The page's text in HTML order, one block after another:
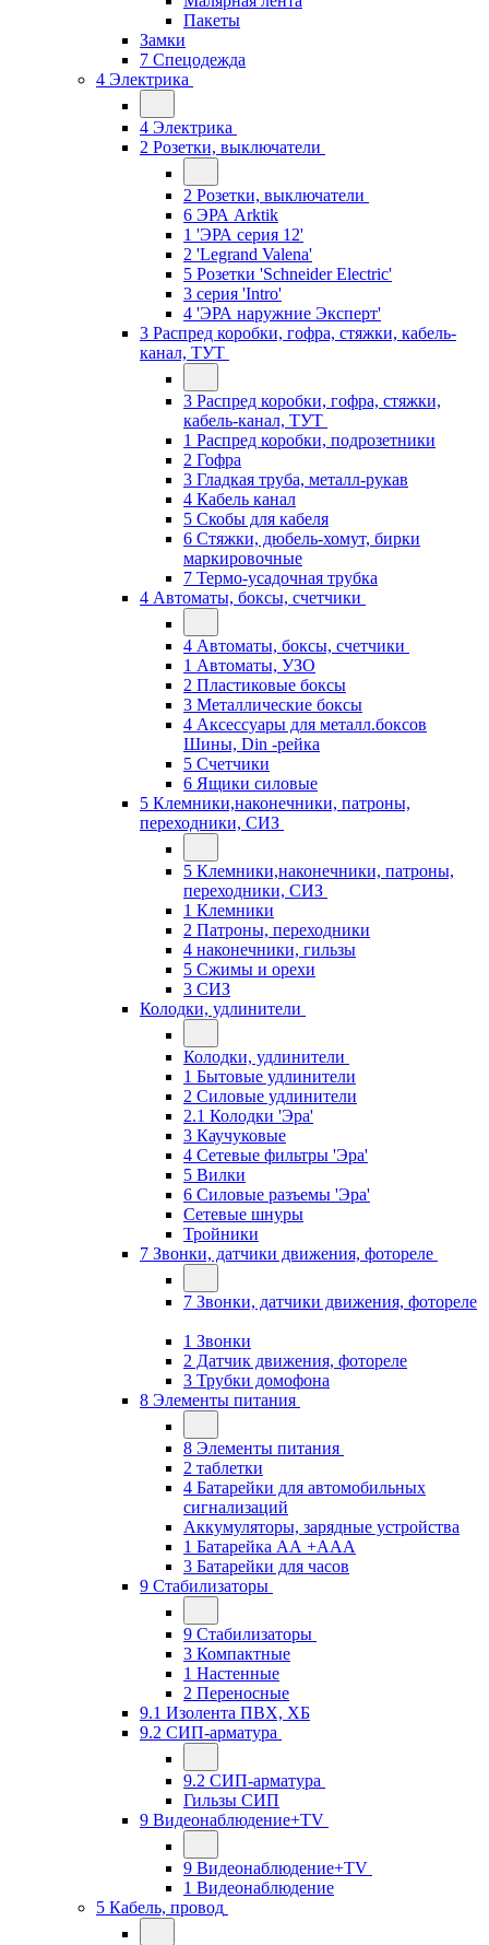
Пакеты
Замки
7 Спецодежда
4 Электрика
4 Электрика
2 Розетки, выключатели
2 Розетки, выключатели
6 ЭРА Arktik
1 'ЭРА серия 12'
2 'Legrand Valena'
5 Розетки 'Schneider Electric'
3 серия 'Intro'
4 'ЭРА наружние Эксперт'
3 Распред коробки, гофра, стяжки, кабель-
канал, ТУТ
3 Распред коробки, гофра, стяжки,
кабель-канал, ТУТ
1 Распред коробки, подрозетники
2 Гофра
3 Гладкая труба, металл-рукав
4 Кабель канал
5 Скобы для кабеля
6 Стяжки, дюбель-хомут, бирки
маркировочные
7 Термо-усадочная трубка
4 Автоматы, боксы, счетчики
4 Автоматы, боксы, счетчики
1 Автоматы, УЗО
2 Пластиковые боксы
3 Металлические боксы
4 Аксессуары для металл.боксов
Шины, Din -рейка
5 Счетчики
6 Ящики силовые
5 Клемники,наконечники, патроны,
переходники, СИЗ
5 Клемники,наконечники, патроны,
переходники, СИЗ
1 Клемники
2 Патроны, переходники
4 наконечники, гильзы
5 Сжимы и орехи
3 СИЗ
Колодки, удлинители
Колодки, удлинители
1 Бытовые удлинители
2 Силовые удлинители
2.1 Колодки 'Эра'
3 Каучуковые
4 Сетевые фильтры 'Эра'
5 Вилки
6 Силовые разъемы 'Эра'
Сетевые шнуры
Тройники
7 Звонки, датчики движения, фотореле
7 Звонки, датчики движения, фотореле
1 Звонки
2 Датчик движения, фотореле
3 Трубки домофона
8 Элементы питания
8 Элементы питания
2 таблетки
4 Батарейки для автомобильных
сигнализаций
Аккумуляторы, зарядные устройства
1 Батарейка АА +ААА
3 Батарейки для часов
9 Стабилизаторы
9 Стабилизаторы
3 Компактные
1 Настенные
2 Переносные
9.1 Изолента ПВХ, ХБ
9.2 СИП-арматура
9.2 СИП-арматура
Гильзы СИП
9 Видеонаблюдение+TV
9 Видеонаблюдение+TV
1 Видеонаблюдение
5 Кабель, провод